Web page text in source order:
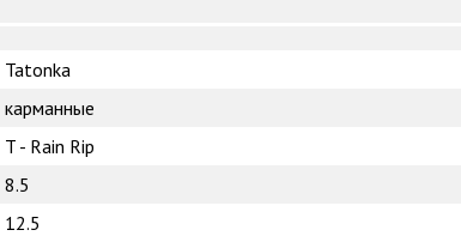
Tatonka
карманные
T - Rain Rip
8.5
12.5